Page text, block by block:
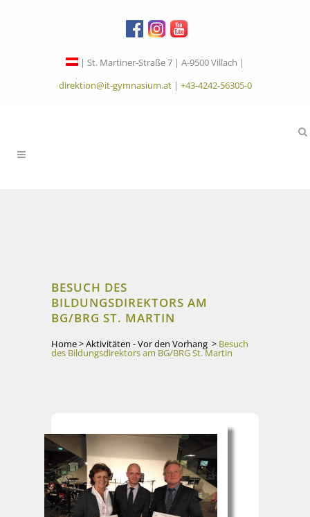
| St. Martiner-Straße 7 | A-9500 Villach |
direktion@it-gymnasium.at| +43-4242-56305-0
BESUCH DES
BILDUNGSDIREKTORS AM
BG/BRG ST. MARTIN
Home>Aktivitäten - Vor den Vorhang > Besuch
des Bildungsdirektors am BG/BRG St. Martin